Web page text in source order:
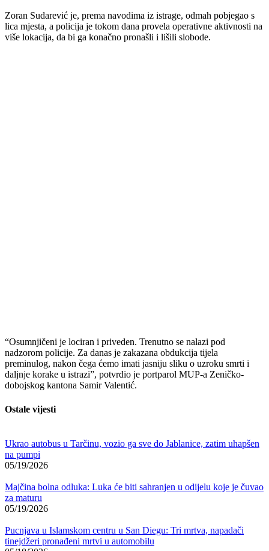
Zoran Sudarević je, prema navodima iz istrage, odmah pobjegao s
lica mjesta, a policija je tokom dana provela operativne aktivnosti na
više lokacija, da bi ga konačno pronašli i lišili slobode.
“Osumnjičeni je lociran i priveden. Trenutno se nalazi pod
nadzorom policije. Za danas je zakazana obdukcija tijela
preminulog, nakon čega ćemo imati jasniju sliku o uzroku smrti i
daljnje korake u istrazi”, potvrdio je portparol MUP-a Zeničko-
dobojskog kantona SamirValentić.
Ostale vijesti
Ukrao autobus u Tarčinu, vozio ga sve do Jablanice, zatim uhapšen
na pumpi
05/19/2026
Majčina bolna odluka: Luka će biti sahranjen u odijelu koje je čuvao
za maturu
05/19/2026
Pucnjava u Islamskom centru u San Diegu: Tri mrtva, napadači
tinejdžeri pronađeni mrtvi u automobilu